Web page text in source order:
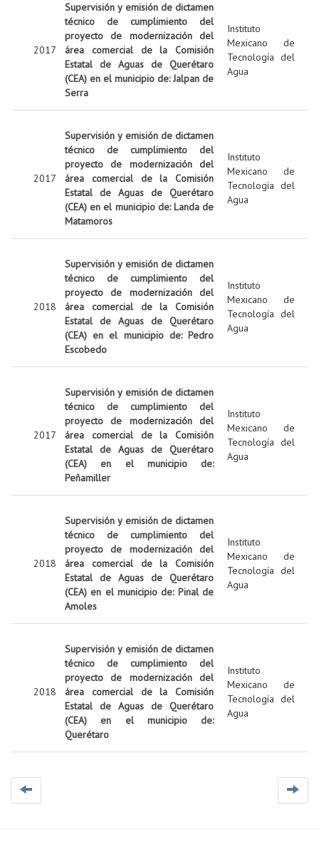
2017
Supervisión y emisión de dictamen
técnico de cumplimiento del
proyecto de modernización del
área comercial de la Comisión
Estatal de Aguas de Querétaro
(CEA) en el municipio de: Jalpan de
Serra
Instituto
Mexicano de
Tecnología del
Agua
2017
Supervisión y emisión de dictamen
técnico de cumplimiento del
proyecto de modernización del
área comercial de la Comisión
Estatal de Aguas de Querétaro
(CEA) en el municipio de: Landa de
Matamoros
Instituto
Mexicano de
Tecnología del
Agua
2018
Supervisión y emisión de dictamen
técnico de cumplimiento del
proyecto de modernización del
área comercial de la Comisión
Estatal de Aguas de Querétaro
(CEA) en el municipio de: Pedro
Escobedo
Instituto
Mexicano de
Tecnología del
Agua
2017
Supervisión y emisión de dictamen
técnico de cumplimiento del
proyecto de modernización del
área comercial de la Comisión
Estatal de Aguas de Querétaro
(CEA) en el municipio de:
Peñamiller
Instituto
Mexicano de
Tecnología del
Agua
2018
Supervisión y emisión de dictamen
técnico de cumplimiento del
proyecto de modernización del
área comercial de la Comisión
Estatal de Aguas de Querétaro
(CEA) en el municipio de: Pinal de
Amoles
Instituto
Mexicano de
Tecnología del
Agua
2018
Supervisión y emisión de dictamen
técnico de cumplimiento del
proyecto de modernización del
área comercial de la Comisión
Estatal de Aguas de Querétaro
(CEA) en el municipio de:
Querétaro
Instituto
Mexicano de
Tecnología del
Agua